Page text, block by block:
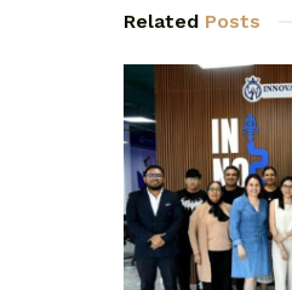
Related Posts